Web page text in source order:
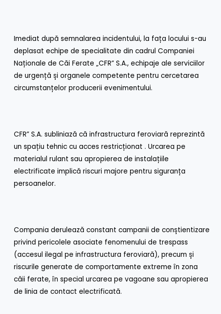
Imediat după semnalarea incidentului, la fața locului s-au
deplasat echipe de specialitate din cadrul Companiei
Naționale de Căi Ferate „CFR” S.A., echipaje ale serviciilor
de urgență și organele competente pentru cercetarea
circumstanțelor producerii evenimentului.
CFR” S.A. subliniază că infrastructura feroviară reprezintă
un spațiu tehnic cu acces restricționat . Urcarea pe
materialul rulant sau apropierea de instalațiile
electrificate implică riscuri majore pentru siguranța
persoanelor.
Compania derulează constant campanii de conștientizare
privind pericolele asociate fenomenului de trespass
(accesul ilegal pe infrastructura feroviară), precum și
riscurile generate de comportamente extreme în zona
căii ferate, în special urcarea pe vagoane sau apropierea
de linia de contact electrificată.